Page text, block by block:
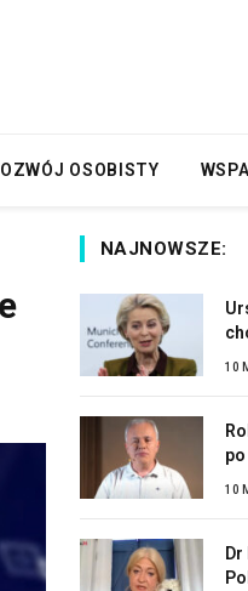
OSOBISTY
NAJNOWSZE:
10
10